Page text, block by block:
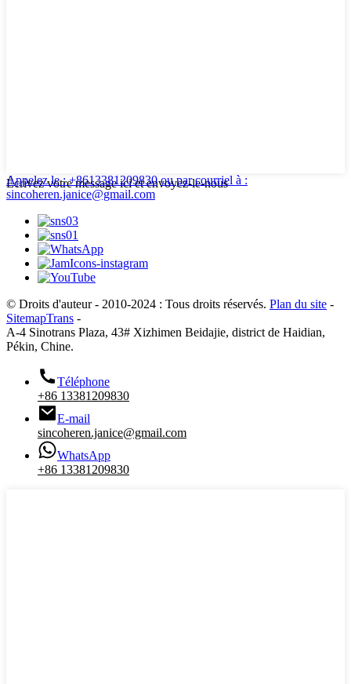
Écrivez votre message ici et envoyez-le-nous
Appelez le : +8613381209830 ou par courriel à :
sincoheren.janice@gmail.com
© Droits d'auteur - 2010-2024 : Tous droits réservés. Plan du site -
SitemapTrans -
A-4 Sinotrans Plaza, 43# Xizhimen Beidajie, district de Haidian,
Pékin, Chine.
Téléphone
+86 13381209830
E-mail
sincoheren.janice@gmail.com
WhatsApp
+86 13381209830